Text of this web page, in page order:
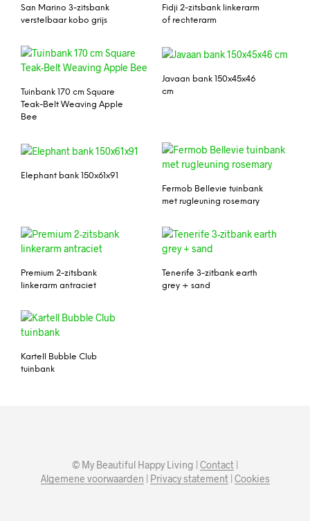
San Marino 3-zitsbank
verstelbaar kobo grijs
Fidji 2-zitsbank linkerarm
of rechterarm
Tuinbank 170 cm Square
Teak-Belt Weaving Apple
Bee
Javaan bank 150x45x46
cm
Elephant bank 150x61x91
Fermob Bellevie tuinbank
met rugleuning rosemary
Premium 2-zitsbank
linkerarm antraciet
Tenerife 3-zitbank earth
grey + sand
Kartell Bubble Club
tuinbank
© My Beautiful Happy Living | Contact |
Algemene voorwaarden | Privacy statement| Cookies